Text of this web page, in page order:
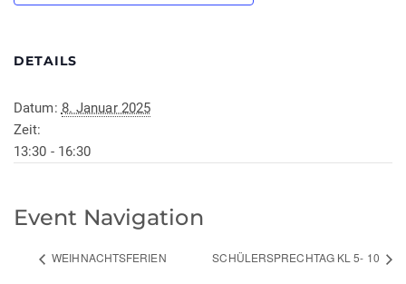
DETAILS
Datum: 8. Januar 2025
Zeit:
13:30 - 16:30
Event Navigation
WEIHNACHTSFERIEN SCHÜLERSPRECHTAG KL 5- 10